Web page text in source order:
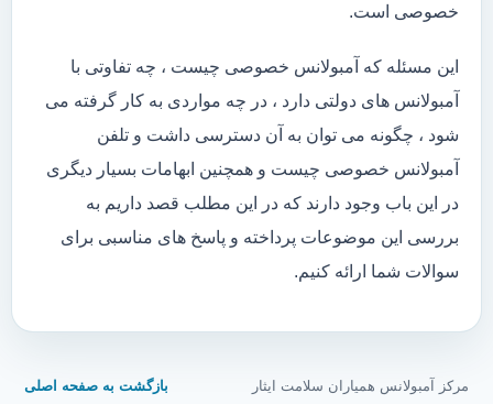
خصوصی است.
این مسئله که آمبولانس خصوصی چیست ، چه تفاوتی با
آمبولانس های دولتی دارد ، در چه مواردی به کار گرفته می
شود ، چگونه می توان به آن دسترسی داشت و تلفن
آمبولانس خصوصی چیست و همچنین ابهامات بسیار دیگری
در این باب وجود دارند که در این مطلب قصد داریم به
بررسی این موضوعات پرداخته و پاسخ های مناسبی برای
سوالات شما ارائه کنیم.
مرکز آمبولانس همیاران سلامت ایثار بازگشت به صفحه اصلی